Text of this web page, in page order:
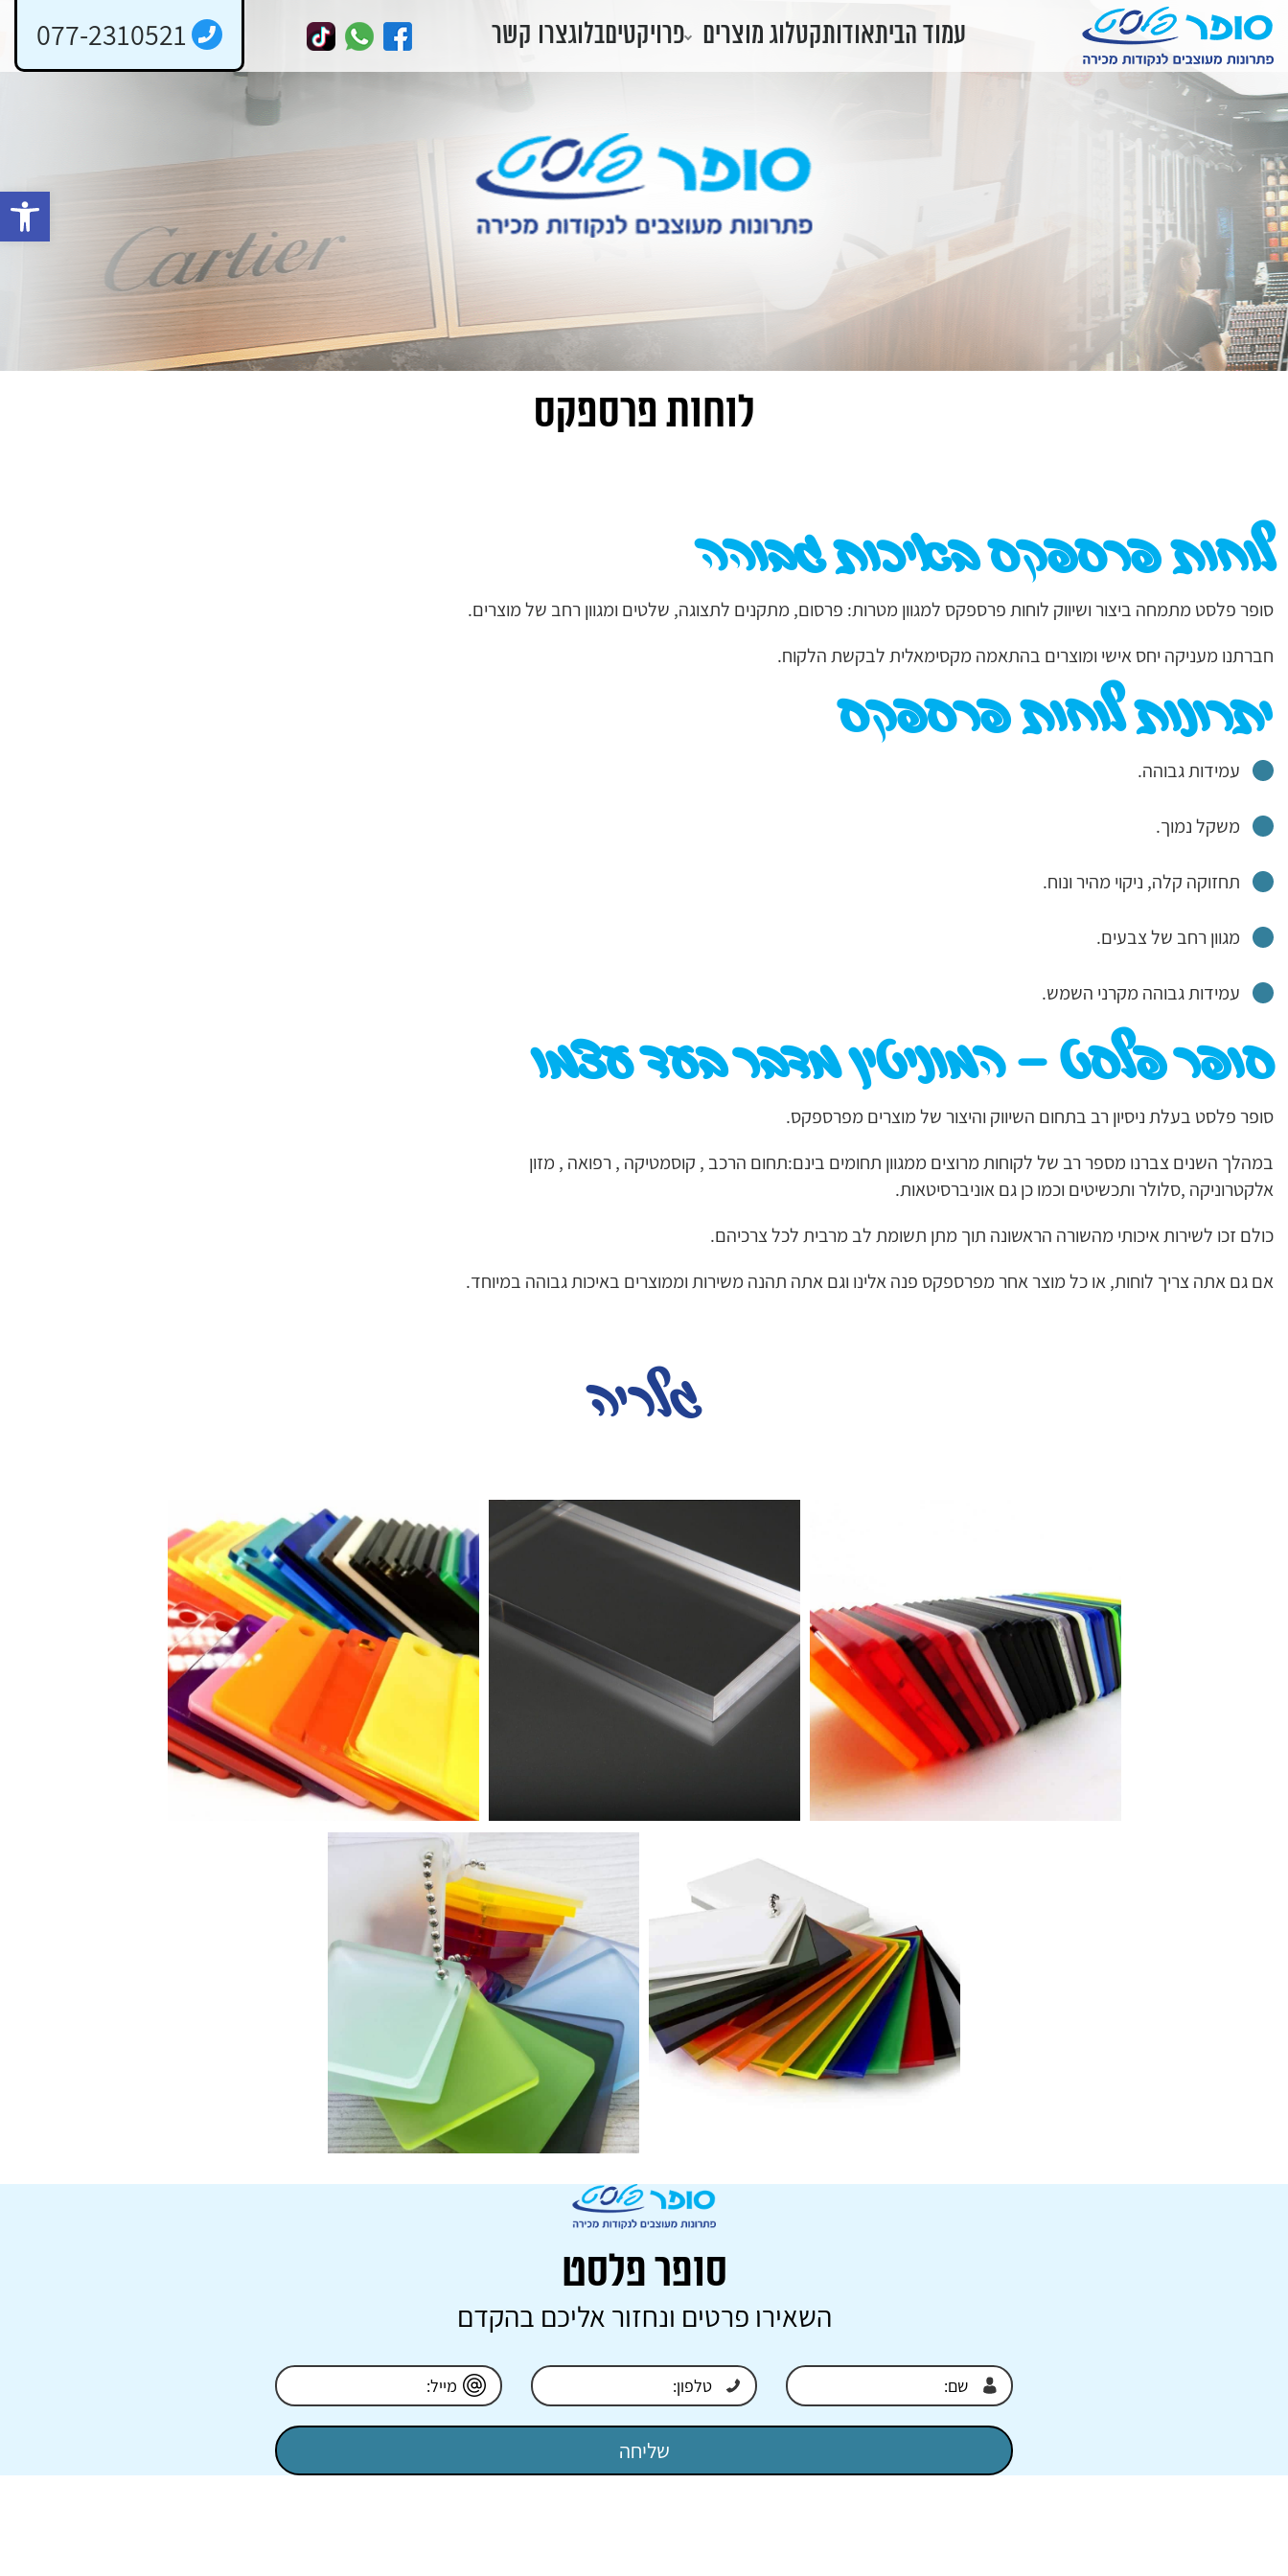
עמוד הביתאודותקטלוג מוצרים פרויקטיםבלוגצרו קשר 077-2310521
לוחות פרספקס
לוחות פרספקס באיכות גבוהה
סופר פלסט מתמחה ביצור ושיווק לוחות פרספקס למגוון מטרות: פרסום, מתקנים לתצוגה, שלטים ומגוון רחב של מוצרים.
חברתנו מעניקה יחס אישי ומוצרים בהתאמה מקסימאלית לבקשת הלקוח.
יתרונות לוחות פרספקס
עמידות גבוהה.
משקל נמוך.
תחזוקה קלה, ניקוי מהיר ונוח.
מגוון רחב של צבעים.
עמידות גבוהה מקרני השמש.
סופר פלסט – המוניטין מדבר בעד עצמו
סופר פלסט בעלת ניסיון רב בתחום השיווק והיצור של מוצרים מפרספקס.
במהלך השנים צברנו מספר רב של לקוחות מרוצים ממגוון תחומים בינם:תחום הרכב , קוסמטיקה , רפואה , מזון
אלקטרוניקה ,סלולר ותכשיטים וכמו כן גם אוניברסיטאות.
כולם זכו לשירות איכותי מהשורה הראשונה תוך מתן תשומת לב מרבית לכל צרכיהם.
אם גם אתה צריך לוחות, או כל מוצר אחר מפרספקס פנה אלינו וגם אתה תהנה משירות וממוצרים באיכות גבוהה במיוחד.
גלריה
סופר פלסט
השאירו פרטים ונחזור אליכם בהקדם